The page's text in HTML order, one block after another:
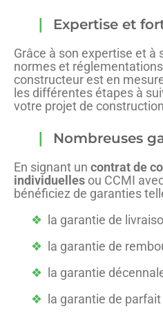
Expertise et
Grâce à son expertise et à
normes et
constructeur est en
les différentes étapes à
votre projet de
Nombreuses
En signant un contrat de
individuelles ou CCMI
bénéficiez de garanties
la garantie de
la garantie de
la garantie
la garantie de